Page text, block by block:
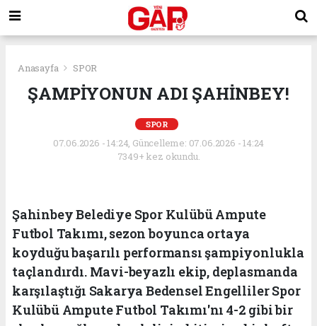
Anasayfa SPOR
ŞAMPİYONUN ADI ŞAHİNBEY!
SPOR
07.06.2026 - 14:24, Güncelleme: 07.06.2026 - 14:24
7349+ kez okundu.
Şahinbey Belediye Spor Kulübü Ampute
Futbol Takımı, sezon boyunca ortaya
koyduğu başarılı performansı şampiyonlukla
taçlandırdı. Mavi-beyazlı ekip, deplasmanda
karşılaştığı Sakarya Bedensel Engelliler Spor
Kulübü Ampute Futbol Takımı'nı 4-2 gibi bir